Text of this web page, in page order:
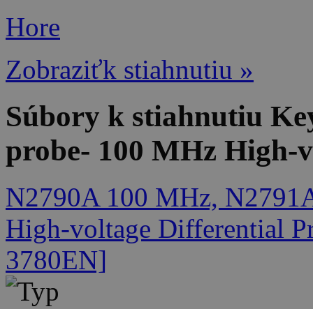
Hore
Zobraziťk stiahnutiu »
Súbory k stiahnutiu
probe- 100 MHz High-
N2790A 100 MHz,
High-voltage Differential
3780EN]